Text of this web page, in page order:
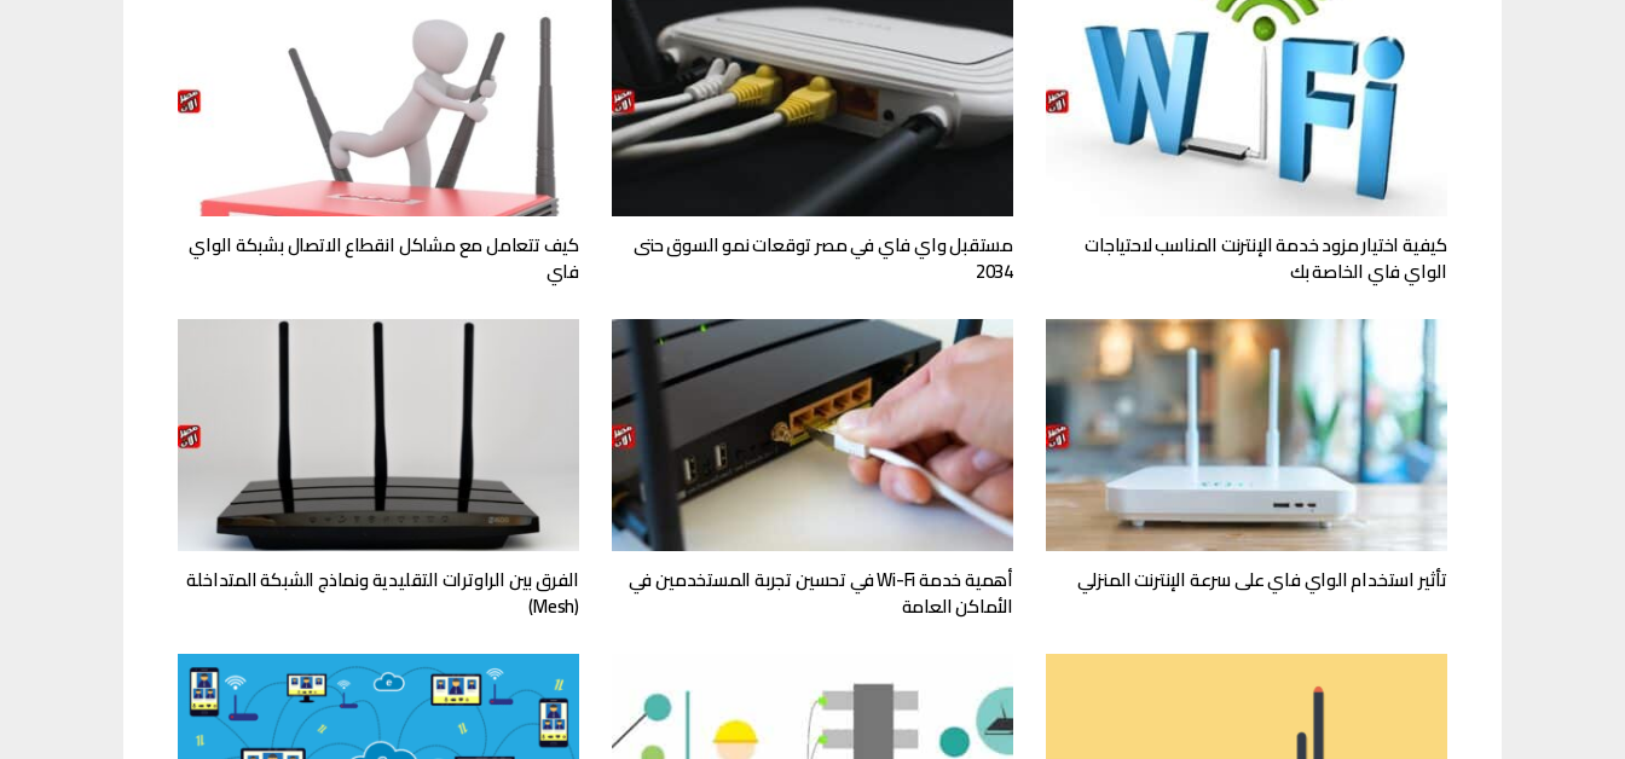
كيفية اختيار مزود خدمة الإنترنت المناسب لاحتياجات
الواي فاي الخاصة بك
مستقبل واي فاي في مصر توقعات نمو السوق حتى
2034
كيف تتعامل مع مشاكل انقطاع الاتصال بشبكة الواي
فاي
تأثير استخدام الواي فاي على سرعة الإنترنت المنزلي أهمية خدمة Wi-Fi في تحسين تجربة المستخدمين في
الأماكن العامة
الفرق بين الراوترات التقليدية ونماذج الشبكة المتداخلة
(Mesh)